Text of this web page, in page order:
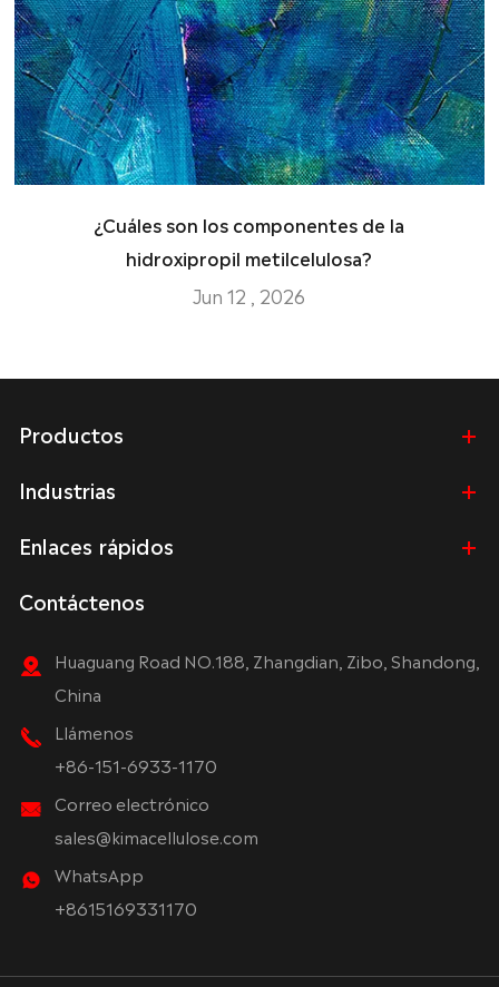
¿Cuáles son los componentes de la
hidroxipropil metilcelulosa?
Jun 12 , 2026
Productos
Industrias
Enlaces rápidos
Contáctenos
Huaguang Road NO.188, Zhangdian, Zibo, Shandong,
China
Llámenos
+86-151-6933-1170
Correo electrónico
sales@kimacellulose.com
WhatsApp
+8615169331170